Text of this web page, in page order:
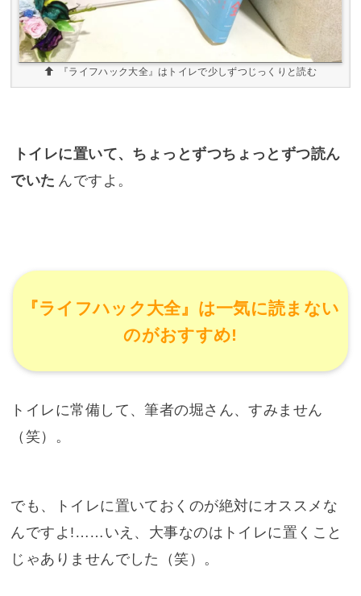
『ライフハック大全』はトイレで少しずつじっくりと読む
トイレに置いて、ちょっとずつちょっとずつ読ん
でいた んですよ。
『ライフハック大全』は一気に読まない
のがおすすめ!
トイレに常備して、筆者の堀さん、すみません
（笑）。
でも、トイレに置いておくのが絶対にオススメな
んですよ!……いえ、大事なのはトイレに置くこと
じゃありませんでした（笑）。